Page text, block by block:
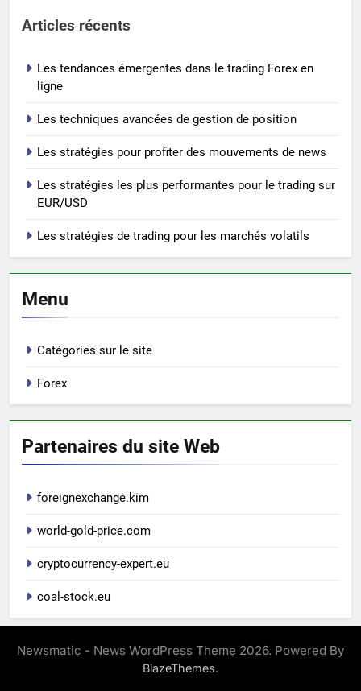
Articles récents
Les tendances émergentes dans le trading Forex en
ligne
Les techniques avancées de gestion de position
Les stratégies pour profiter des mouvements de news
Les stratégies les plus performantes pour le trading sur
EUR/USD
Les stratégies de trading pour les marchés volatils
Menu
Catégories sur le site
Forex
Partenaires du site Web
foreignexchange.kim
world-gold-price.com
cryptocurrency-expert.eu
coal-stock.eu
Newsmatic - News WordPress Theme 2026. Powered By
BlazeThemes.